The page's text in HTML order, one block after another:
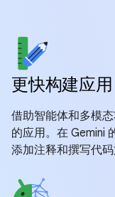
更快构建应用
借助智能体和多模
的应用。在 Gemini
添加注释和撰写代码